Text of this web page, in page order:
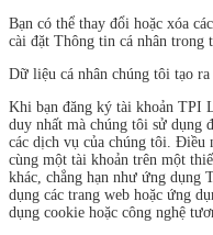
Bạn có thể thay đổi hoặc xóa
cài đặt Thông tin cá nhân trong
Dữ liệu cá nhân chúng tôi tạo ra
Khi bạn đăng ký tài khoản TPI
duy nhất mà chúng tôi sử dụng
các dịch vụ của chúng tôi. Điều
cùng một tài khoản trên một
khác, chẳng hạn như ứng
dụng các trang web hoặc ứng
dụng cookie hoặc công nghệ